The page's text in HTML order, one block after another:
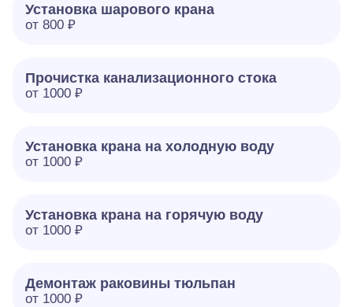
Установка шарового крана
от 800 ₽
Прочистка канализационного стока
от 1000 ₽
Установка крана на холодную воду
от 1000 ₽
Установка крана на горячую воду
от 1000 ₽
Демонтаж раковины тюльпан
от 1000 ₽